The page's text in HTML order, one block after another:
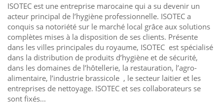
ISOTEC est une entreprise marocaine qui a su devenir un
acteur principal de l’hygiène professionnelle. ISOTEC a
conquis sa notoriété sur le marché local grâce aux solutions
complètes mises à la disposition de ses clients. Présente
dans les villes principales du royaume, ISOTEC est spécialisé
dans la distribution de produits d’hygiène et de sécurité,
dans les domaines de l’hôtellerie, la restauration, l’agro-
alimentaire, l’industrie brassicole , le secteur laitier et les
entreprises de nettoyage. ISOTEC et ses collaborateurs se
sont fixés...